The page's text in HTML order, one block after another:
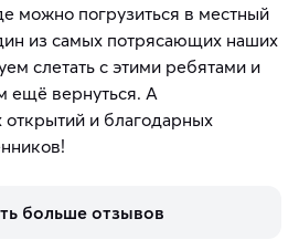
можно погрузиться в местный
из самых потрясающих наших
слетать с этими ребятами и
ещё вернуться. А
и благодарных
больше отзывов